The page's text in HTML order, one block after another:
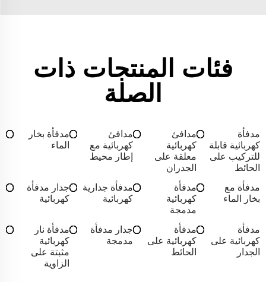
فئات المنتجات ذات
الصلة
مدفأة
كهربائية قابلة
للتركيب على
الحائط
مدافئ
كهربائية
معلقة على
الجدران
مدافئ
كهربائية مع
إطار محيط
مدفأة بخار
الماء
مدفأة مع
بخار الماء
مدفأة
كهربائية
مدمجة
مدفأة جدارية
كهربائية
جدار مدفأة
كهربائية
مدفأة
كهربائية على
الجدار
مدفأة
كهربائية على
الحائط
جدار مدفأة
مدمجة
مدفأة نار
كهربائية
مثبتة على
الزاوية